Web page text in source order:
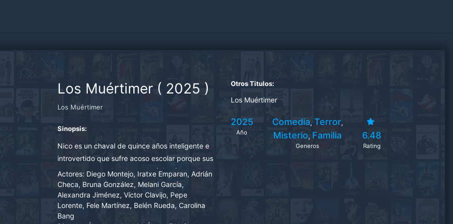
Los Muértimer ( 2025 )
Los Muértimer
Sinopsis:
Nico es un chaval de quince años inteligente e
introvertido que sufre acoso escolar porque sus
padres son propietarios de la única funeraria del
pueblo. Con la esperanza de conseguir un
amigo, participa en un programa de intercambio
cultural. Sólo hay un problema: el chico de
intercambio resulta ser una chica, Gabrielle, una
Actores: Diego Montejo, Iratxe Emparan, Adrián
Checa, Bruna González, Melani García,
Alexandra Jiménez, Víctor Clavijo, Pepe
Lorente, Fele Martínez, Belén Rueda, Carolina
Bang
Otros Titulos:
Los Muértimer
2025
Año
Comedia, Terror,
Misterio, Familia
Generos
6.48
Rating